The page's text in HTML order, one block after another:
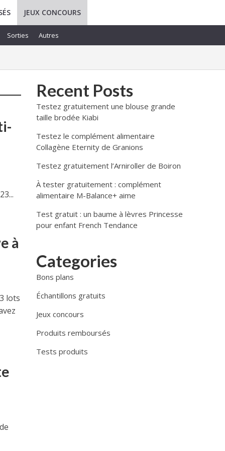
JEUX CONCOURS
Sorties Autres
à
lots
Recent Posts
Testez gratuitement une blouse grande
taille brodée Kiabi
Testez le complément alimentaire
Collagène Eternity de Granions
Testez gratuitement l’Arniroller de Boiron
À tester gratuitement : complément
alimentaire M-Balance+ aime
Test gratuit : un baume à lèvres Princesse
pour enfant French Tendance
Categories
Bons plans
Échantillons gratuits
Jeux concours
Produits remboursés
Tests produits